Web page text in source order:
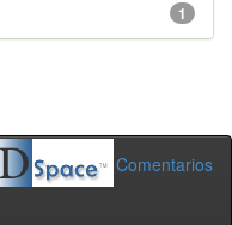
1
Comentarios